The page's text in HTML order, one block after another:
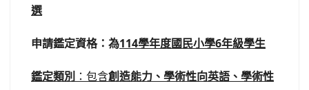
選
申請鑑定資格：為114學年度國民小學6年級學生
鑑定類別 ：包含創造能力、學術性向英語、學術性